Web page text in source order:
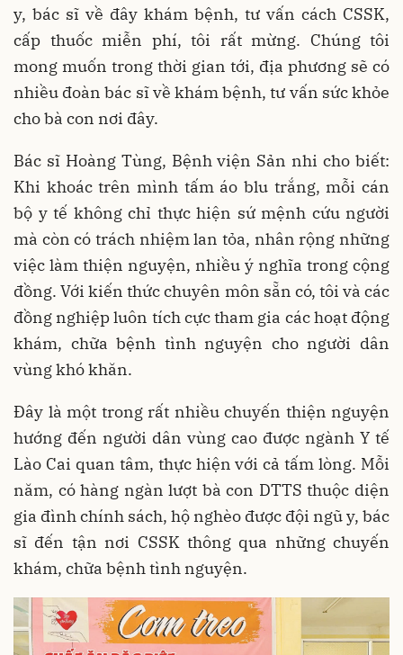
y, bác sĩ về đây khám bệnh, tư vấn cách CSSK,
cấp thuốc miễn phí, tôi rất mừng. Chúng tôi
mong muốn trong thời gian tới, địa phương sẽ có
nhiều đoàn bác sĩ về khám bệnh, tư vấn sức khỏe
cho bà con nơi đây.
Bác sĩ Hoàng Tùng, Bệnh viện Sản nhi cho biết:
Khi khoác trên mình tấm áo blu trắng, mỗi cán
bộ y tế không chỉ thực hiện sứ mệnh cứu người
mà còn có trách nhiệm lan tỏa, nhân rộng những
việc làm thiện nguyện, nhiều ý nghĩa trong cộng
đồng. Với kiến thức chuyên môn sẵn có, tôi và các
đồng nghiệp luôn tích cực tham gia các hoạt động
khám, chữa bệnh tình nguyện cho người dân
vùng khó khăn.
Đây là một trong rất nhiều chuyến thiện nguyện
hướng đến người dân vùng cao được ngành Y tế
Lào Cai quan tâm, thực hiện với cả tấm lòng. Mỗi
năm, có hàng ngàn lượt bà con DTTS thuộc diện
gia đình chính sách, hộ nghèo được đội ngũ y, bác
sĩ đến tận nơi CSSK thông qua những chuyến
khám, chữa bệnh tình nguyện.